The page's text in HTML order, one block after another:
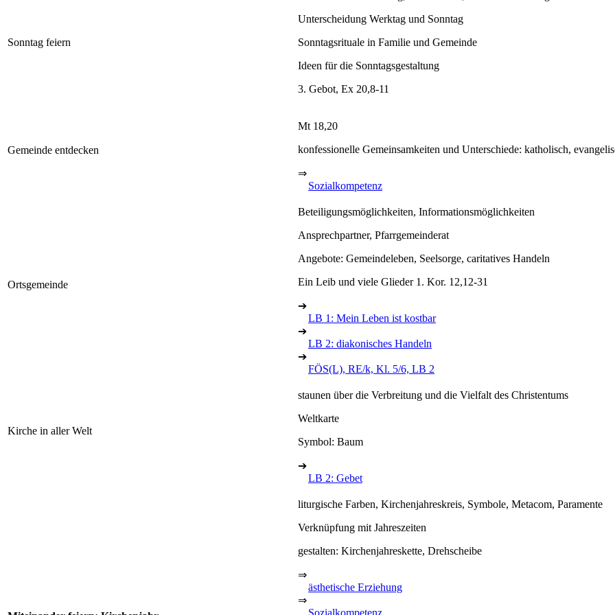
Sonntag feiern
Unterscheidung Werktag und Sonntag
Sonntagsrituale in Familie und Gemeinde
Ideen für die Sonntagsgestaltung
3. Gebot, Ex 20,8-11
Gemeinde entdecken
Mt 18,20
konfessionelle Gemeinsamkeiten und Unterschiede: katholisch,
⇒
Sozialkompetenz
Ortsgemeinde
Beteiligungsmöglichkeiten, Informationsmöglichkeiten
Ansprechpartner, Pfarrgemeinderat
Angebote: Gemeindeleben, Seelsorge, caritatives Handeln
Ein Leib und viele Glieder 1. Kor. 12,12-31
➔
LB 1: Mein Leben ist kostbar
➔
LB 2: diakonisches Handeln
➔
FÖS(L), RE/k, Kl. 5/6, LB 2
Kirche in aller Welt
staunen über die Verbreitung und die Vielfalt des Christentums
Weltkarte
Symbol: Baum
➔
LB 2: Gebet
liturgische Farben, Kirchenjahreskreis, Symbole, Metacom, Paramente
Verknüpfung mit Jahreszeiten
gestalten: Kirchenjahreskette, Drehscheibe
⇒
ästhetische Erziehung
⇒
Sozialkompetenz